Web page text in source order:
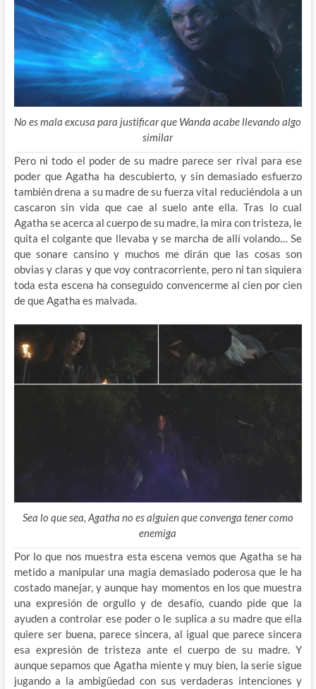
No es mala excusa para justificar que Wanda acabe llevando algo
similar
Pero ni todo el poder de su madre parece ser rival para ese
poder que Agatha ha descubierto, y sin demasiado esfuerzo
también drena a su madre de su fuerza vital reduciéndola a un
cascaron sin vida que cae al suelo ante ella. Tras lo cual
Agatha se acerca al cuerpo de su madre, la mira con tristeza, le
quita el colgante que llevaba y se marcha de allí volando… Se
que sonare cansino y muchos me dirán que las cosas son
obvias y claras y que voy contracorriente, pero ni tan siquiera
toda esta escena ha conseguido convencerme al cien por cien
de que Agatha es malvada.
Sea lo que sea, Agatha no es alguien que convenga tener como
enemiga
Por lo que nos muestra esta escena vemos que Agatha se ha
metido a manipular una magia demasiado poderosa que le ha
costado manejar, y aunque hay momentos en los que muestra
una expresión de orgullo y de desafío, cuando pide que la
ayuden a controlar ese poder o le suplica a su madre que ella
quiere ser buena, parece sincera, al igual que parece sincera
esa expresión de tristeza ante el cuerpo de su madre. Y
aunque sepamos que Agatha miente y muy bien, la serie sigue
jugando a la ambigüedad con sus verdaderas intenciones y